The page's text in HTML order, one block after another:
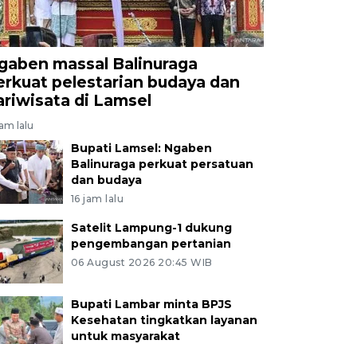
massal Balinuraga
pelestarian budaya dan
di Lamsel
lalu
Bupati Lamsel: Ngaben
Balinuraga perkuat persatuan
dan budaya
16 jam lalu
Satelit Lampung-1 dukung
pengembangan pertanian
06 August 2026 20:45 WIB
Bupati Lambar minta BPJS
Kesehatan tingkatkan layanan
untuk masyarakat